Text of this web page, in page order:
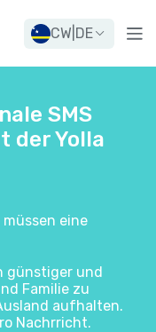
CW DE
SMS
der Yolla
eine
günstiger und
Familie zu
aufhalten.
Nachrricht.